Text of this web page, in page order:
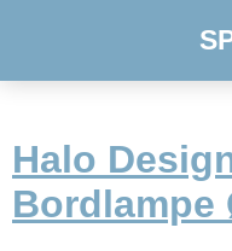
Halo
Bordlampe